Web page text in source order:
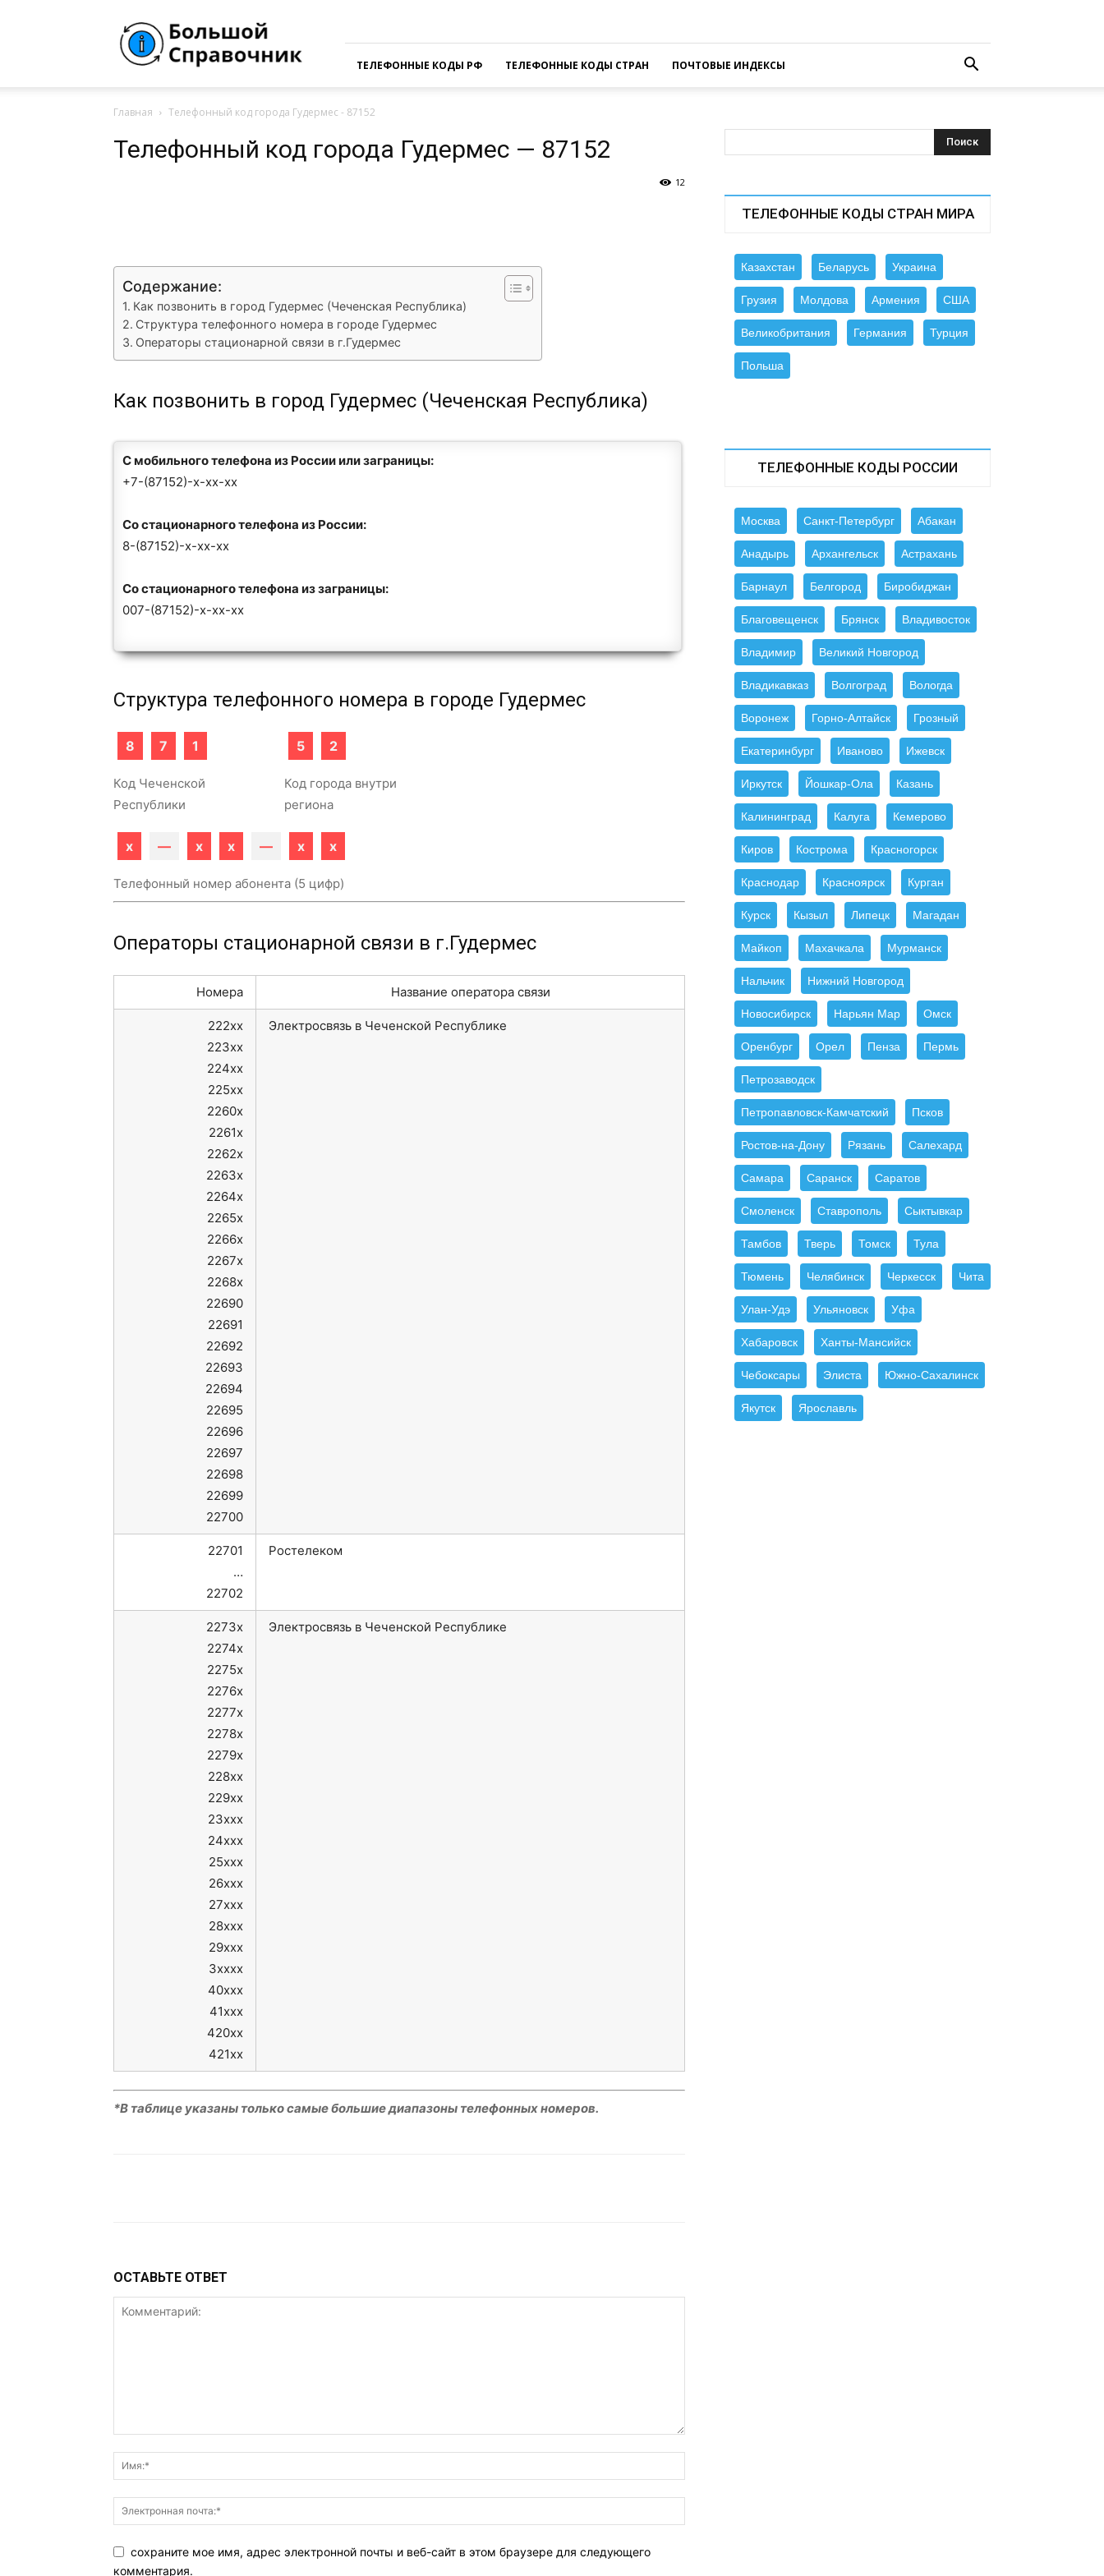
Справочная
России
ТЕЛЕФОННЫЕ КОДЫ РФ
ТЕЛЕФОННЫЕ КОДЫ СТРАН ПОЧТОВЫЕ ИНДЕКСЫ
Главная Телефонный код города Гудермес - 87152
Телефонный код города Гудермес — 87152
12
Содержание:
Как позвонить в город Гудермес (Чеченская Республика)
Структура телефонного номера в городе Гудермес
Операторы стационарной связи в г.Гудермес
Как позвонить в город Гудермес (Чеченская Республика)
С мобильного телефона из России или заграницы:
+7-(87152)-x-xx-xx
Со стационарного телефона из России:
8-(87152)-x-xx-xx
Со стационарного телефона из заграницы:
007-(87152)-x-xx-xx
Структура телефонного номера в городе Гудермес
8 7 1
Код Чеченской
Республики
5 2
Код города внутри
региона
x — x x — x x
Телефонный номер абонента (5 цифр)
Операторы стационарной связи в г.Гудермес
Номера Название оператора связи
222xx
223xx
224xx
225xx
2260x
2261x
2262x
2263x
2264x
2265x
2266x
2267x
2268x
22690
22691
22692
22693
22694
22695
22696
22697
22698
22699
22700
Электросвязь в Чеченской Республике
22701
…
22702
Ростелеком
2273x
2274x
2275x
2276x
2277x
2278x
2279x
228xx
229xx
23xxx
24xxx
25xxx
26xxx
27xxx
28xxx
29xxx
3xxxx
40xxx
41xxx
420xx
421xx
Электросвязь в Чеченской Республике
*В таблице указаны только самые большие диапазоны телефонных номеров.
ОСТАВЬТЕ ОТВЕТ
сохраните мое имя, адрес электронной почты и веб-сайт в этом браузере для следующего
комментария.
ТЕЛЕФОННЫЕ КОДЫ СТРАН МИРА
Казахстан Беларусь Украина
Грузия Молдова Армения США
Великобритания Германия Турция
Польша
ТЕЛЕФОННЫЕ КОДЫ РОССИИ
Москва Санкт-Петербург Абакан
Анадырь Архангельск Астрахань
Барнаул Белгород Биробиджан
Благовещенск Брянск Владивосток
Владимир Великий Новгород
Владикавказ Волгоград Вологда
Воронеж Горно-Алтайск Грозный
Екатеринбург Иваново Ижевск
Иркутск Йошкар-Ола Казань
Калининград Калуга Кемерово
Киров Кострома Красногорск
Краснодар Красноярск Курган
Курск Кызыл Липецк Магадан
Майкоп Махачкала Мурманск
Нальчик Нижний Новгород
Новосибирск Нарьян Мар Омск
Оренбург Орел Пенза Пермь
Петрозаводск
Петропавловск-Камчатский Псков
Ростов-на-Дону Рязань Салехард
Самара Саранск Саратов
Смоленск Ставрополь Сыктывкар
Тамбов Тверь Томск Тула
Тюмень Челябинск Черкесск Чита
Улан-Удэ Ульяновск Уфа
Хабаровск Ханты-Мансийск
Чебоксары Элиста Южно-Сахалинск
Якутск Ярославль